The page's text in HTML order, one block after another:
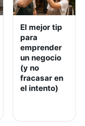
El mejor tip
para
emprender
un negocio
(y no
fracasar en
el intento)